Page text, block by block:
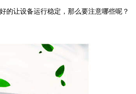
的让设备运行稳定，那么要注意哪些呢？